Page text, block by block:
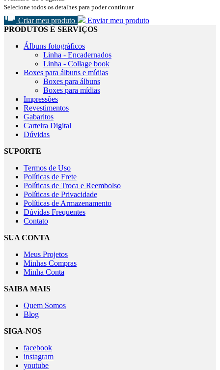
Selecione todos os detalhes para poder continuar
Criar meu produto
Enviar meu produto
PRODUTOS E SERVIÇOS
Álbuns fotográficos
Linha - Encadernados
Linha - Collage book
Boxes para álbuns e mídias
Boxes para álbuns
Boxes para mídias
Impressões
Revestimentos
Gabaritos
Carteira Digital
Dúvidas
SUPORTE
Termos de Uso
Políticas de Frete
Políticas de Troca e Reembolso
Políticas de Privacidade
Políticas de Armazenamento
Dúvidas Frequentes
Contato
SUA CONTA
Meus Projetos
Minhas Compras
Minha Conta
SAIBA MAIS
Quem Somos
Blog
SIGA-NOS
facebook
instagram
youtube